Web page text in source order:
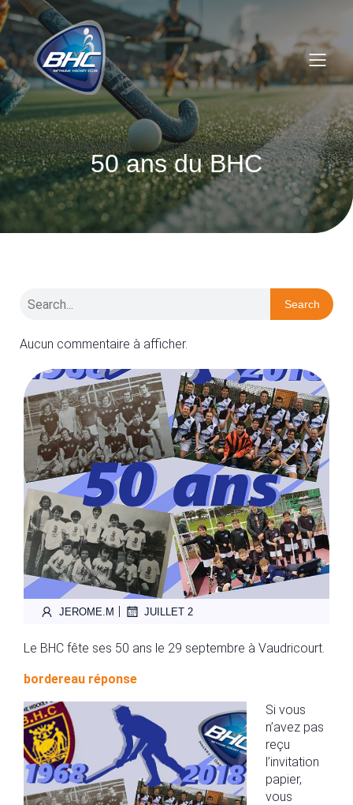
50 ans du BHC
Search
Aucun commentaire à afficher.
JEROME.M | JUILLET 2
Le BHC fête ses 50 ans le 29 septembre à Vaudricourt.
bordereau réponse
Si vous
n’avez pas
reçu
l’invitation
papier,
vous